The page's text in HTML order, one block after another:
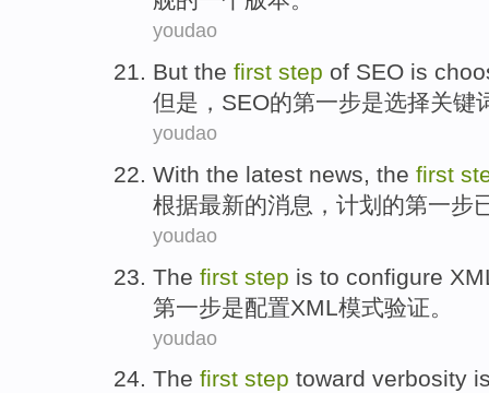
youdao
But the first step of SEO is
但是 ， SEO的第一步是选择关键
youdao
With the latest news, the first
根据最新的消息 ，计划的第一步
youdao
The first step is to configure
第一步是配置XML 模式验证 。
youdao
The first step toward verbosity